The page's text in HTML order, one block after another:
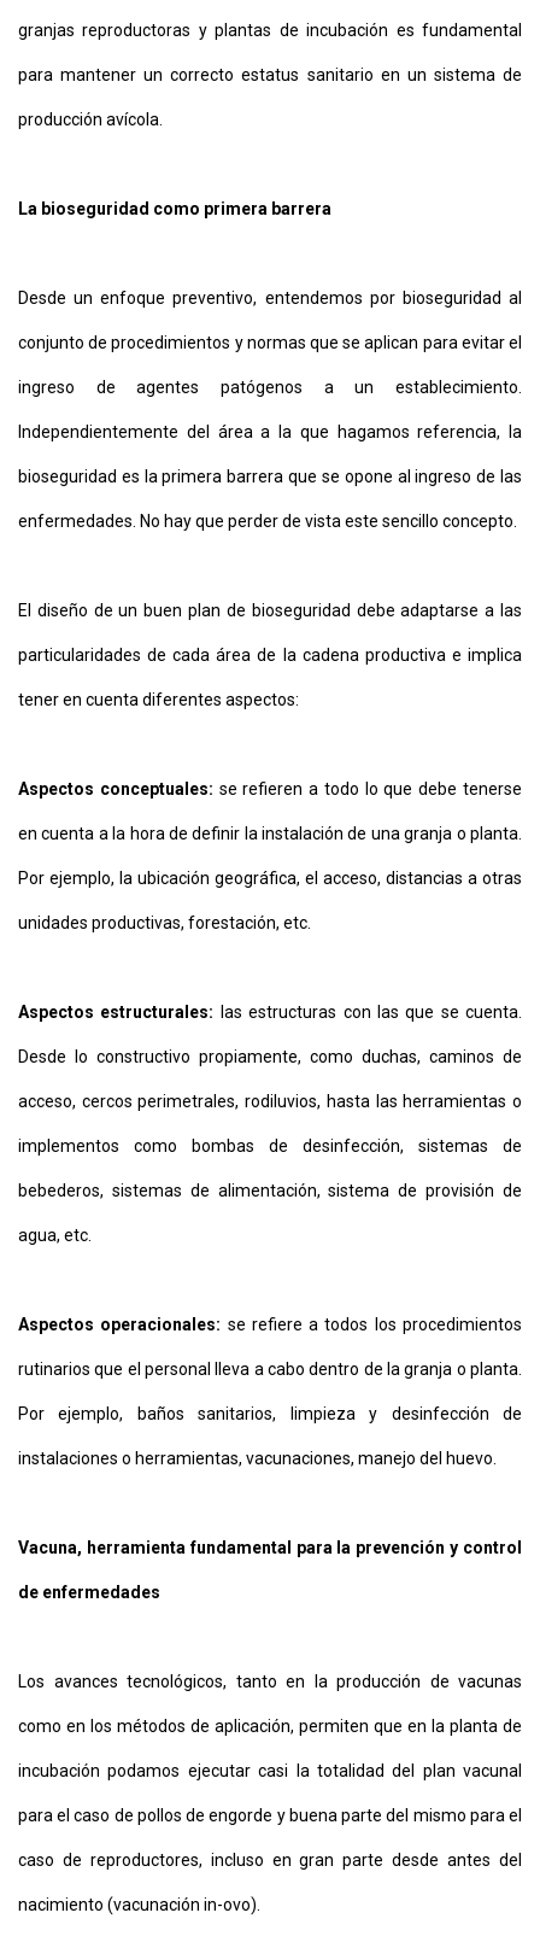
granjas reproductoras y plantas de incubación es fundamental
para mantener un correcto estatus sanitario en un sistema de
producción avícola.
La bioseguridad como primera barrera
Desde un enfoque preventivo, entendemos por bioseguridad al
conjunto de procedimientos y normas que se aplican para evitar el
ingreso de agentes patógenos a un establecimiento.
Independientemente del área a la que hagamos referencia, la
bioseguridad es la primera barrera que se opone al ingreso de las
enfermedades. No hay que perder de vista este sencillo concepto.
El diseño de un buen plan de bioseguridad debe adaptarse a las
particularidades de cada área de la cadena productiva e implica
tener en cuenta diferentes aspectos:
Aspectos conceptuales: se refieren a todo lo que debe tenerse
en cuenta a la hora de definir la instalación de una granja o planta.
Por ejemplo, la ubicación geográfica, el acceso, distancias a otras
unidades productivas, forestación, etc.
Aspectos estructurales: las estructuras con las que se cuenta.
Desde lo constructivo propiamente, como duchas, caminos de
acceso, cercos perimetrales, rodiluvios, hasta las herramientas o
implementos como bombas de desinfección, sistemas de
bebederos, sistemas de alimentación, sistema de provisión de
agua, etc.
Aspectos operacionales: se refiere a todos los procedimientos
rutinarios que el personal lleva a cabo dentro de la granja o planta.
Por ejemplo, baños sanitarios, limpieza y desinfección de
instalaciones o herramientas, vacunaciones, manejo del huevo.
Vacuna, herramienta fundamental para la prevención y control
de enfermedades
Los avances tecnológicos, tanto en la producción de vacunas
como en los métodos de aplicación, permiten que en la planta de
incubación podamos ejecutar casi la totalidad del plan vacunal
para el caso de pollos de engorde y buena parte del mismo para el
caso de reproductores, incluso en gran parte desde antes del
nacimiento (vacunación in-ovo).